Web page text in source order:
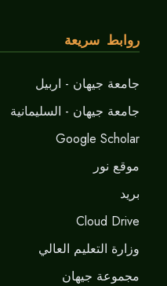
روابط سريعة
جامعة جيهان - اربيل
جامعة جيهان - السليمانية
Google Scholar
موقع نور
برید
Cloud Drive
وزارة التعليم العالي
مجموعة جيهان